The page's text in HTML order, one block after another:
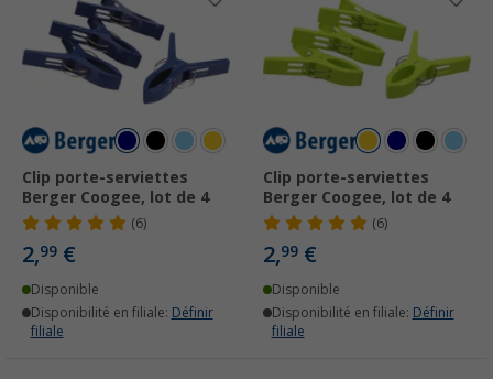
Clip porte-serviettes
Berger Coogee, lot de 4
(6)
2,99 €
Disponible
Disponibilité en filiale: Définir
filiale
Clip porte-serviettes
Berger Coogee, lot de 4
(6)
2,99 €
Disponible
Disponibilité en filiale: Définir
filiale